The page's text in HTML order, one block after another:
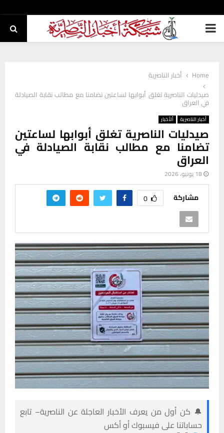
PRIMARY
Home
أخبار الناصرية
صيدليات الناصرية تغلق أبوابها لساعتين تضامنا مع مطالب نقابة الصيادلة
في العراق
أخبار الناصرية ألأخبار
صيدليات الناصرية تغلق أبوابها لساعتين
تضامنا مع مطالب نقابة الصيادلة في
العراق
18 يونيو، 2026
مشاركة 0
🔔 كن أول من يعرف الأخبار العاجلة عن الناصرية– تابع
حساباتنا على فيسبوك أو أكس